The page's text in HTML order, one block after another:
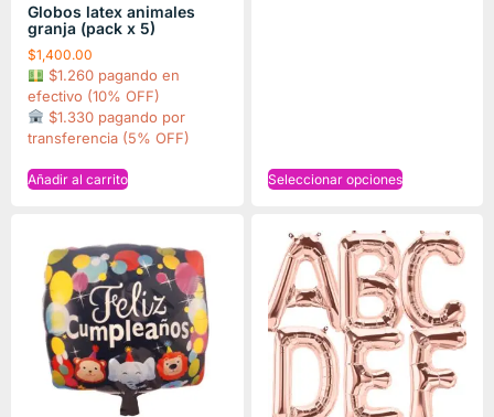
Globos latex animales
granja (pack x 5)
$1,400.00
$1.260 pagando en
efectivo (10% OFF)
$1.330 pagando por
transferencia (5% OFF)
Añadir al carrito Seleccionar opciones